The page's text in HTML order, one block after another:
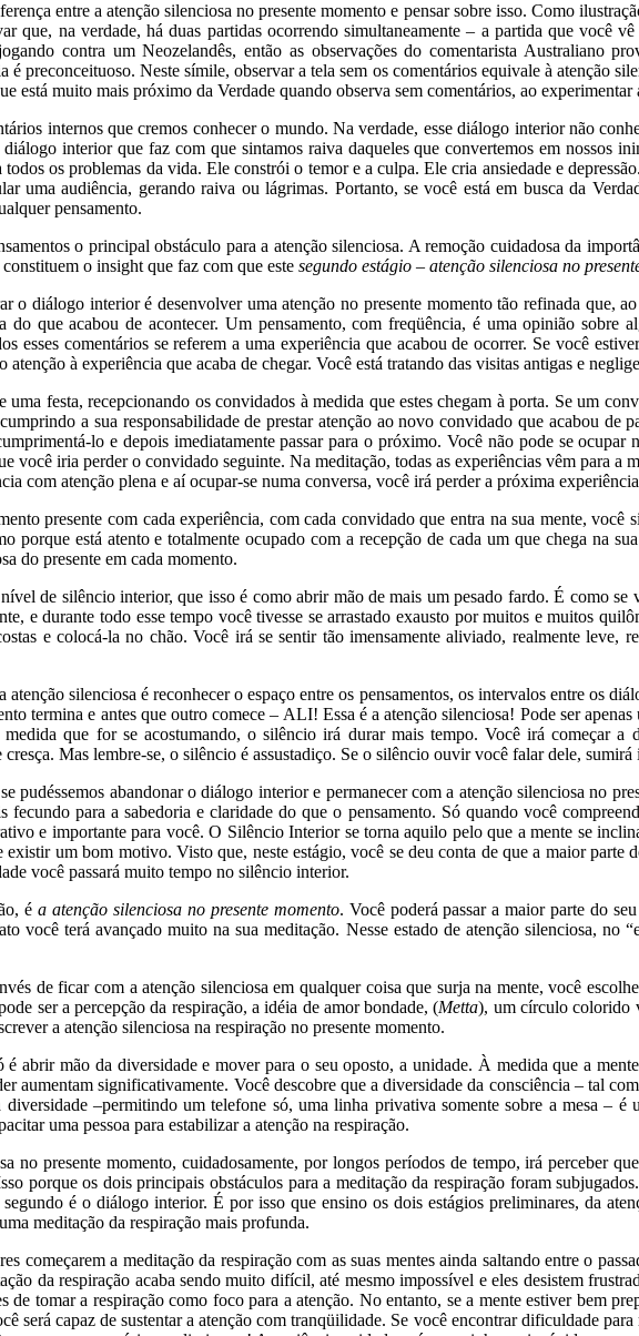
entre a atenção silenciosa no presente momento e pensar sobre isso. Como
que, na verdade, há duas partidas ocorrendo simultaneamente – a partida que você
contra um Neozelandês, então as observações do comentarista Australiano
preconceituoso. Neste símile, observar a tela sem os comentários equivale à atenção
está muito mais próximo da Verdade quando observa sem comentários, ao
internos que cremos conhecer o mundo. Na verdade, esse diálogo interior não
interior que faz com que sintamos raiva daqueles que convertemos em nossos
os problemas da vida. Ele constrói o temor e a culpa. Ele cria ansiedade e
uma audiência, gerando raiva ou lágrimas. Portanto, se você está em busca da
pensamento.
o principal obstáculo para a atenção silenciosa. A remoção cuidadosa da
o insight que faz com que este segundo estágio – atenção silenciosa no
o diálogo interior é desenvolver uma atenção no presente momento tão refinada que,
do que acabou de acontecer. Um pensamento, com freqüência, é uma opinião
esses comentários se referem a uma experiência que acabou de ocorrer. Se você
atenção à experiência que acaba de chegar. Você está tratando das visitas antigas e
festa, recepcionando os convidados à medida que estes chegam à porta. Se um
a sua responsabilidade de prestar atenção ao novo convidado que acabou de
lo e depois imediatamente passar para o próximo. Você não pode se ocupar
você iria perder o convidado seguinte. Na meditação, todas as experiências vêm para a
com atenção plena e aí ocupar-se numa conversa, você irá perder a próxima
presente com cada experiência, com cada convidado que entra na sua mente, você
porque está atento e totalmente ocupado com a recepção de cada um que chega na
do presente em cada momento.
de silêncio interior, que isso é como abrir mão de mais um pesado fardo. É como se
e durante todo esse tempo você tivesse se arrastado exausto por muitos e muitos
e colocá-la no chão. Você irá se sentir tão imensamente aliviado, realmente leve,
silenciosa é reconhecer o espaço entre os pensamentos, os intervalos entre os
termina e antes que outro comece – ALI! Essa é a atenção silenciosa! Pode ser
medida que for se acostumando, o silêncio irá durar mais tempo. Você irá começar
Mas lembre-se, o silêncio é assustadiço. Se o silêncio ouvir você falar dele, sumirá
pudéssemos abandonar o diálogo interior e permanecer com a atenção silenciosa no
para a sabedoria e claridade do que o pensamento. Só quando você
e importante para você. O Silêncio Interior se torna aquilo pelo que a mente se
existir um bom motivo. Visto que, neste estágio, você se deu conta de que a maior
você passará muito tempo no silêncio interior.
é a atenção silenciosa no presente momento. Você poderá passar a maior parte do
você terá avançado muito na sua meditação. Nesse estado de atenção silenciosa, no
de ficar com a atenção silenciosa em qualquer coisa que surja na mente, você
ser a percepção da respiração, a idéia de amor bondade, (Metta), um círculo colorido
a atenção silenciosa na respiração no presente momento.
abrir mão da diversidade e mover para o seu oposto, a unidade. À medida que a
aumentam significativamente. Você descobre que a diversidade da consciência – tal
–permitindo um telefone só, uma linha privativa somente sobre a mesa –
uma pessoa para estabilizar a atenção na respiração.
no presente momento, cuidadosamente, por longos períodos de tempo, irá perceber
porque os dois principais obstáculos para a meditação da respiração foram
é o diálogo interior. É por isso que ensino os dois estágios preliminares, da
meditação da respiração mais profunda.
começarem a meditação da respiração com as suas mentes ainda saltando entre o
da respiração acaba sendo muito difícil, até mesmo impossível e eles desistem
de tomar a respiração como foco para a atenção. No entanto, se a mente estiver bem
será capaz de sustentar a atenção com tranqüilidade. Se você encontrar dificuldade